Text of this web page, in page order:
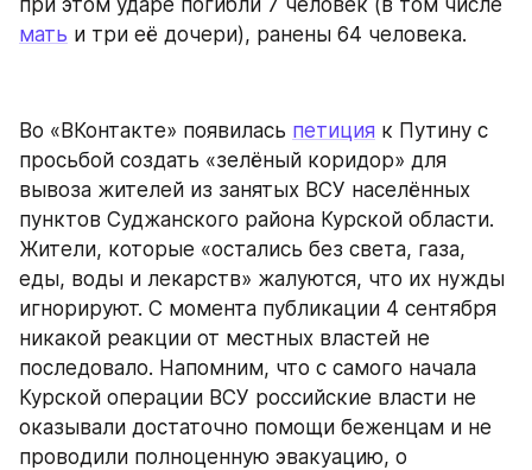
мать и три её дочери), ранены 64 человека.
Во «ВКонтакте» появилась петиция к Путину с
просьбой создать «зелёный коридор» для
вывоза жителей из занятых ВСУ населённых
пунктов Суджанского района Курской области.
Жители, которые «остались без света, газа,
еды, воды и лекарств» жалуются, что их нужды
игнорируют. С момента публикации 4 сентября
никакой реакции от местных властей не
последовало. Напомним, что с самого начала
Курской операции ВСУ российские власти не
оказывали достаточно помощи беженцам и не
проводили полноценную эвакуацию, о